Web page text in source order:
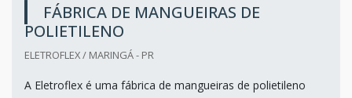
FÁBRICA DE MANGUEIRAS DE
POLIETILENO
ELETROFLEX / MARINGÁ - PR
A Eletroflex é uma fábrica de mangueiras de polietileno